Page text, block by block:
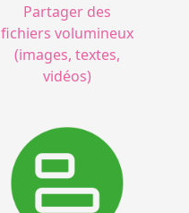
Partager des
fichiers volumineux
(images, textes,
vidéos)